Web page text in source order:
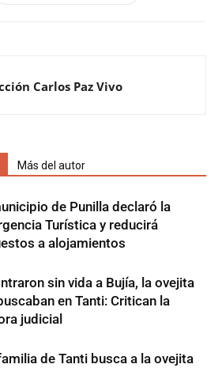
Carlos Paz Vivo
Más del autor
de Punilla declaró la
Turística y reducirá
a alojamientos
sin vida a Bujía, la ovejita
en Tanti: Critican la
judicial
de Tanti busca a la ovejita